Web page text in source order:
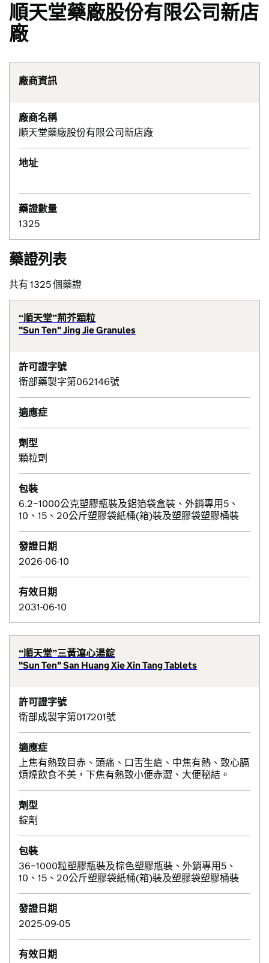
順天堂藥廠股份有限公司新店
廠
廠商資訊
廠商名稱
順天堂藥廠股份有限公司新店廠
地址
藥證數量
1325
藥證列表
共有 1325 個藥證
“順天堂”荊芥顆粒
"Sun Ten" Jing Jie Granules
許可證字號
衛部藥製字第062146號
適應症
劑型
顆粒劑
包裝
6.2~1000公克塑膠瓶裝及鋁箔袋盒裝、外銷專用5、
10、15、20公斤塑膠袋紙桶(箱)裝及塑膠袋塑膠桶裝
發證日期
2026-06-10
有效日期
2031-06-10
“順天堂”三黃瀉心湯錠
"Sun Ten" San Huang Xie Xin Tang Tablets
許可證字號
衛部成製字第017201號
適應症
上焦有熱致目赤、頭痛、口舌生瘡、中焦有熱、致心膈
煩燥飲食不美，下焦有熱致小便赤澀、大便秘結。
劑型
錠劑
包裝
36~1000粒塑膠瓶裝及棕色塑膠瓶裝、外銷專用5、
10、15、20公斤塑膠袋紙桶(箱)裝及塑膠袋塑膠桶裝
發證日期
2025-09-05
有效日期